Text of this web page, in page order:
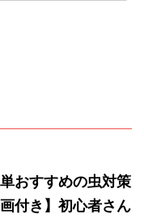
おすすめの虫対策
画付き】初心者さん